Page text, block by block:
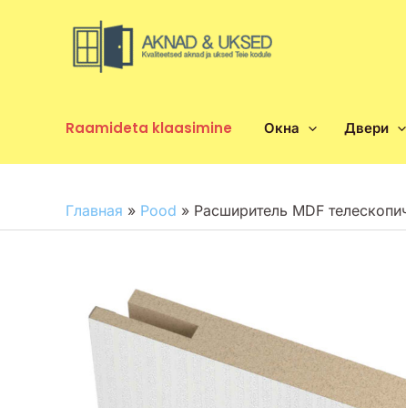
Raamideta klaasimine Окна Двери
Главная » Pood » Расширитель MDF